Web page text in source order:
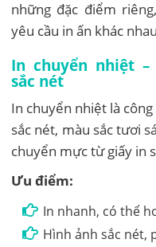
những đặc điểm
yêu cầu in ấn khác
In chuyển nhiệt –
sắc nét
In chuyển nhiệt là
sắc nét, màu sắc tươi
chuyển mực từ giấy in
Ưu điểm:
In nhanh, có thể
Hình ảnh sắc nét,